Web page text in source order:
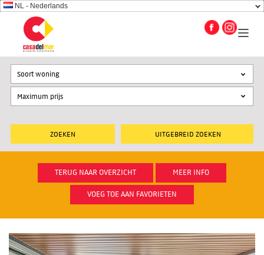
NL - Nederlands
UITGEBREID ZOEKEN
Soort woning
TERUG NAAR OVERZICHT MEER INFO
VOEG TOE AAN FAVORIETEN